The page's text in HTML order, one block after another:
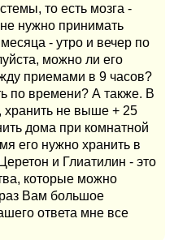
то есть мозга -
нужно принимать
- утро и вечер по
можно ли его
приемами в 9 часов?
по времени? А также. В
хранить не выше + 25
дома при комнатной
его нужно хранить в
и Глиатилин - это
которые можно
Вам большое
ответа мне все